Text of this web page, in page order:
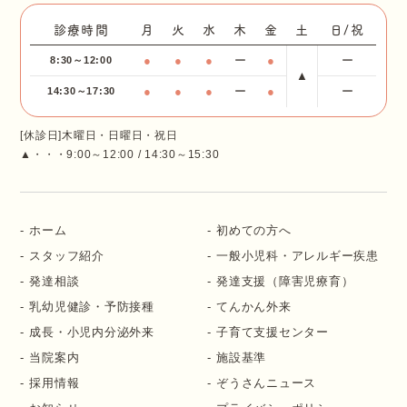
診療時間 月 火 水 木 金 土 日/祝
8:30～12:00 ● ● ● ー
●
▲
ー
14:30～17:30 ● ● ● ー ● ー
[休診日]木曜日・日曜日・祝日
▲・・・9:00～12:00 / 14:30～15:30
ホーム
初めての方へ
スタッフ紹介
一般小児科・アレルギー疾患
発達相談
発達支援（障害児療育）
乳幼児健診・予防接種
てんかん外来
成長・小児内分泌外来
子育て支援センター
当院案内
施設基準
採用情報
ぞうさんニュース